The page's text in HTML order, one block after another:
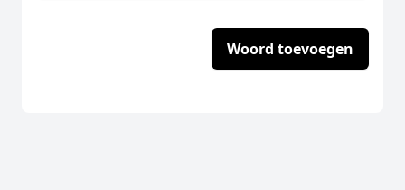
Woord toevoegen